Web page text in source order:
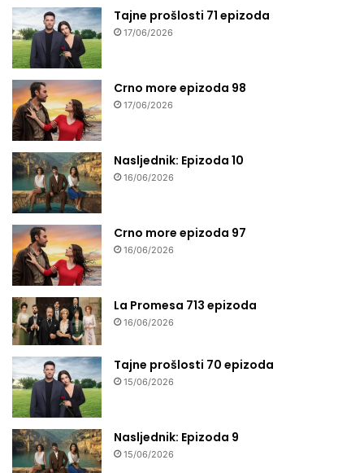
Tajne prošlosti 71 epizoda
17/06/2026
Crno more epizoda 98
17/06/2026
Nasljednik: Epizoda 10
16/06/2026
Crno more epizoda 97
16/06/2026
La Promesa 713 epizoda
16/06/2026
Tajne prošlosti 70 epizoda
15/06/2026
Nasljednik: Epizoda 9
15/06/2026